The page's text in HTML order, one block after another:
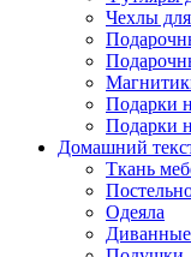
Чехлы
Подарки
Подарки
Домашний
Ткань
Одеяла